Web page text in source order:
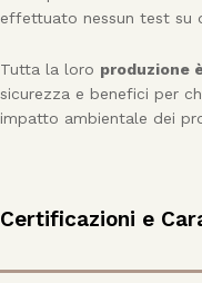
effettuato nessun test su
Tutta la loro produzione
sicurezza e benefici per
impatto ambientale dei
Certificazioni e